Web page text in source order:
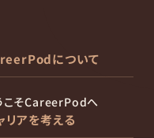
について
こそCareerPodへ
リアを考える